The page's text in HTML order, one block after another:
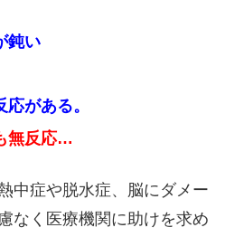
鈍い
がある。
無反応…
中症や脱水症、脳にダメー
なく医療機関に助けを求め